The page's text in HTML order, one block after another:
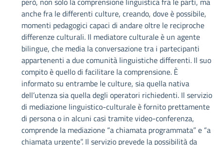
anche fra le differenti culture, creando, dove è possibile,
momenti pedagogici capaci di andare oltre le reciproche
differenze culturali. Il mediatore culturale è un agente
bilingue, che media la conversazione tra i partecipanti
appartenenti a due comunità linguistiche differenti. Il suo
compito è quello di facilitare la comprensione. È
informato su entrambe le culture, sia quella nativa
dell’utenza sia quella degli operatori richiedenti. Il servizio
di mediazione linguistico-culturale è fornito prettamente
di persona o in alcuni casi tramite video-conferenza,
comprende la mediazione “a chiamata programmata” e “a
chiamata urgente”. Il servizio prevede la possibilità da